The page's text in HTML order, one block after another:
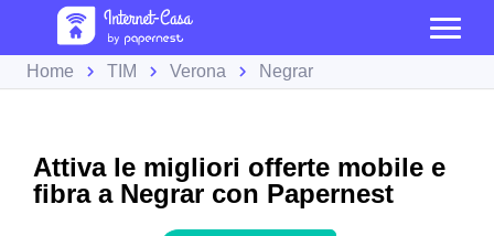
Home TIM Verona Negrar